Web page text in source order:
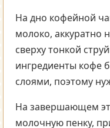
На дно кофейной
молоко, аккуратно
сверху тонкой
ингредиенты кофе
слоями, поэтому
На завершающем
молочную пенку,